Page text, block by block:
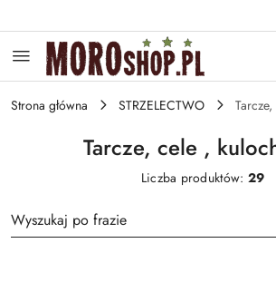
Strona główna STRZELECTWO
Tarcze, cele ,
Liczba produktów: 29